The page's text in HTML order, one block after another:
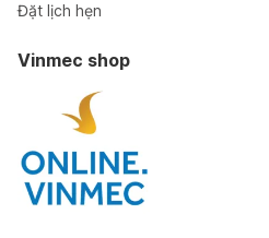
Đặt lịch hẹn
Vinmec shop